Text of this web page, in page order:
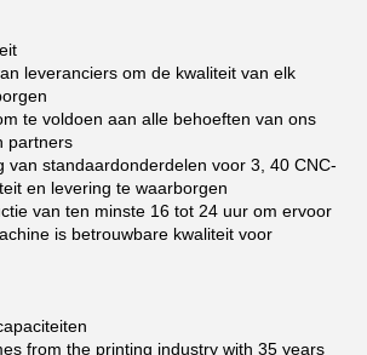
leveranciers om de kwaliteit van elk
te voldoen aan alle behoeften van ons
partners
van standaardonderdelen voor 3, 40 CNC-
en levering te waarborgen
van ten minste 16 tot 24 uur om ervoor
is betrouwbare kwaliteit voor
from the printing industry with 35 years